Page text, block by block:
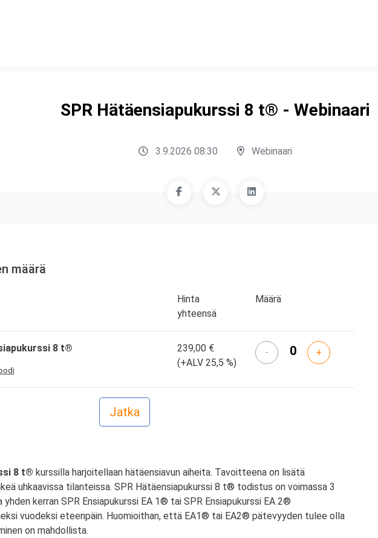
SPR Hätäensiapukurssi 8 t® - Webinaari
3.9.2026 08:30 Webinaari
määrä
Hinta
yhteensä
Määrä
8 t®
239,00 €
(+ALV 25,5 %)
- +
8 t® kurssilla harjoitellaan hätäensiavun aiheita. Tavoitteena on lisätä
uhkaavissa tilanteissa. SPR Hätäensiapukurssi 8 t® todistus on voimassa 3
kerran SPR Ensiapukurssi EA 1® tai SPR Ensiapukurssi EA 2®
vuodeksi eteenpäin. Huomioithan, että EA1® tai EA2® pätevyyden tulee olla
on mahdollista.